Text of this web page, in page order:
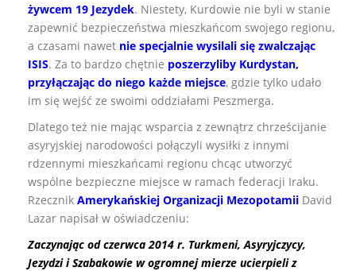
żywcem 19 Jezydek. Niestety, Kurdowie nie byli w stanie
zapewnić bezpieczeństwa mieszkańcom swojego regionu,
a czasami nawet nie specjalnie wysilali się zwalczając
ISIS. Za to bardzo chętnie poszerzyliby Kurdystan,
przyłączając do niego każde miejsce, gdzie tylko udało
im się wejść ze swoimi oddziałami Peszmerga.
Dlatego też nie mając wsparcia z zewnątrz chrześcijanie
asyryjskiej narodowości połączyli wysiłki z innymi
rdzennymi mieszkańcami regionu chcąc utworzyć
wspólne bezpieczne miejsce w ramach federacji Iraku.
Rzecznik Amerykańskiej Organizacji Mezopotamii David
Lazar napisał w oświadczeniu:
Zaczynając od czerwca 2014 r. Turkmeni, Asyryjczycy,
Jezydzi i Szabakowie w ogromnej mierze ucierpieli z